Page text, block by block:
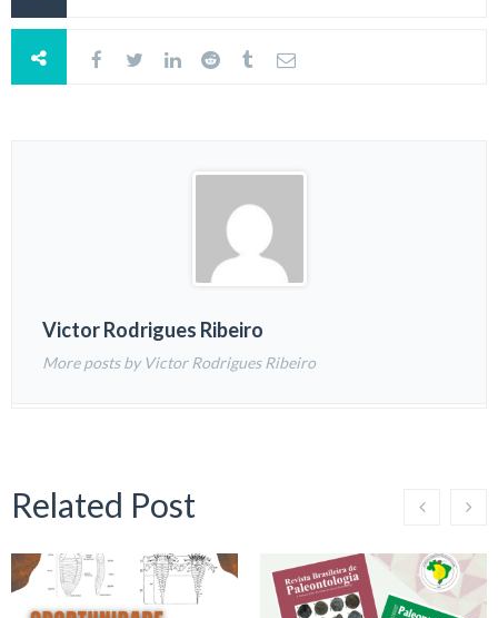
Victor Rodrigues Ribeiro
More posts by Victor Rodrigues Ribeiro
Related Post